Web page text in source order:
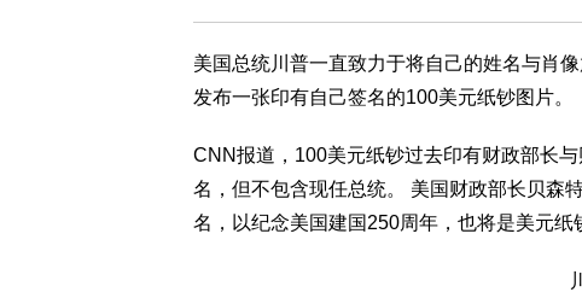
美国总统川普一直致力于将自己的姓名与肖
发布一张印有自己签名的100美元纸钞图片。
CNN报道，100美元纸钞过去印有财政部长
名，但不包含现任总统。 美国财政部长贝森
名，以纪念美国建国250周年，也将是美元纸